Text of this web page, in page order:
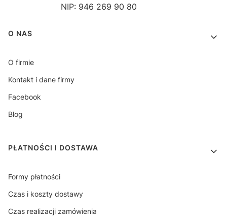
NIP: 946 269 90 80
Linki w stopce
O NAS
O firmie
Kontakt i dane firmy
Facebook
Blog
PŁATNOŚCI I DOSTAWA
Formy płatności
Czas i koszty dostawy
Czas realizacji zamówienia